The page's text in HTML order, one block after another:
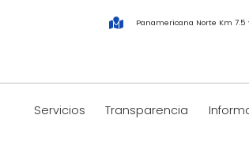
Panamericana Norte Km 7.5
Servicios Transparencia